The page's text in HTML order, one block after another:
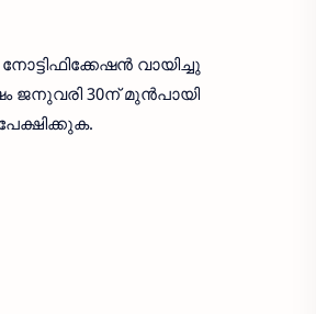
വായിച്ചു
ജനുവരി 30ന് മുൻപായി